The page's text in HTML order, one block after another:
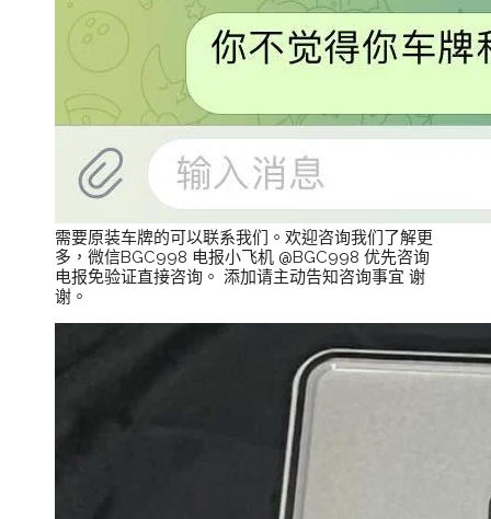
需要原装车牌的可以联系我们。欢迎咨询我们了解更
多，微信BGC998 电报小飞机 @BGC998 优先咨询
电报免验证直接咨询。 添加请主动告知咨询事宜 谢
谢。